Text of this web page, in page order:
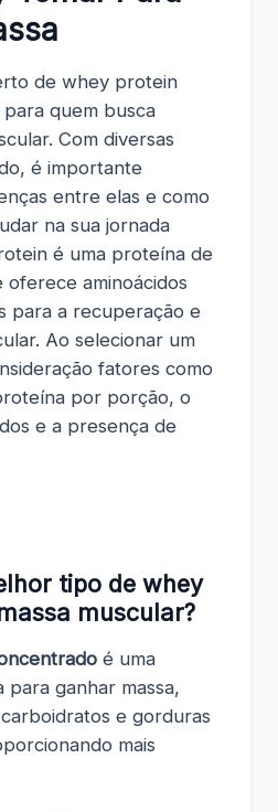
de whey protein
quem busca
Com diversas
é importante
entre elas e como
na sua jornada
é uma proteína de
oferece aminoácidos
para a recuperação e
Ao selecionar um
fatores como
por porção, o
e a presença de
tipo de whey
muscular?
é uma
ganhar massa,
e gorduras
mais